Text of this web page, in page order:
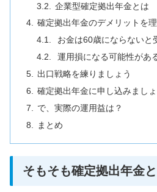
企業型確定拠出年金とは
確定拠出年金のデメリットを
お金は60歳にならないと
運用損になる可能性があ
出口戦略を練りましょう
確定拠出年金に申し込みましょ
で、実際の運用益は？
まとめ
そもそも確定拠出年金